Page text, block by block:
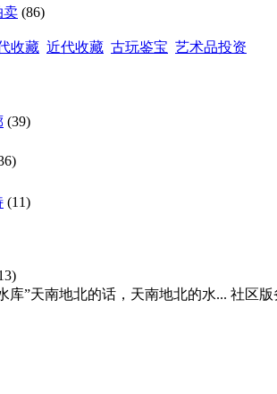
卖 (86)
收藏 近代收藏 古玩鉴宝 艺术品投资
(39)
(11)
库”天南地北的话，天南地北的水... 社区